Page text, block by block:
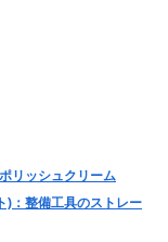
リッシュクリーム
)：整備工具のストレー